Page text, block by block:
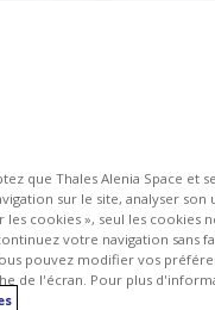
que Thales Alenia Space et
sur le site, analyser
cookies », seul les cookies
votre navigation sans
pouvez modifier vos
de l'écran. Pour plus